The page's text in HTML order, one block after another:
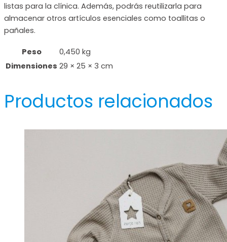
listas para la clínica. Además, podrás reutilizarla para
almacenar otros artículos esenciales como toallitas o
pañales.
Peso
0,450 kg
Dimensiones 29 × 25 × 3 cm
Productos relacionados